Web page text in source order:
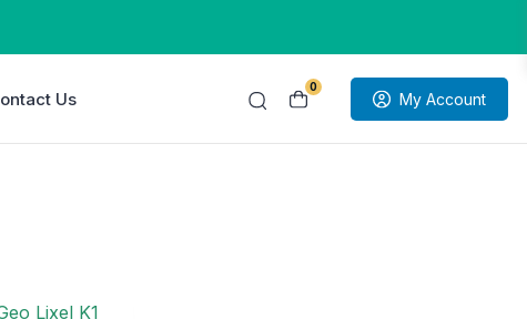
0
My Account
Us